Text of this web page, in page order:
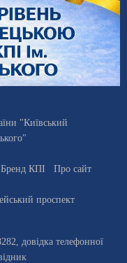
"Київський
Бренд КПІ
Про сайт
проспект
, довiдка телефонної